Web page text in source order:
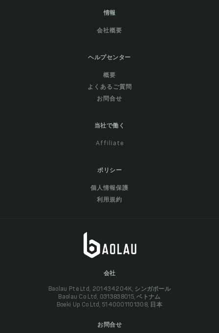
情報
会社概要
ヘルプセンター
概要
よくあるご質問
お問合せ
当社で働く
Affiliate
ポリシー
個人情報保護
利用規約
会社
Baolau Pte Ltd, 201434204K, シンガポール
Baolau Co Ltd, 0313838015, ベトナム
Boeki Up Co Ltd, 5140001101308, 日本
お問合せ